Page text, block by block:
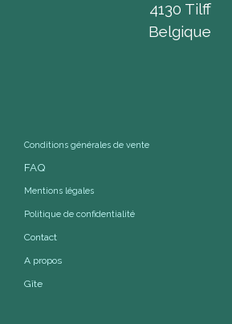
4130 Tilff
Belgique
Conditions générales de vente
FAQ
Mentions légales
Politique de confidentialité
Contact
A propos
Gîte